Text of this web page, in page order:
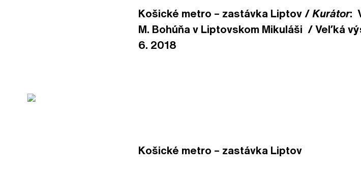
Košické metro – zastávka Liptov /Kurátor:
M. Bohúňa v Liptovskom Mikuláši / Veľká
6. 2018
Košické metro – zastávka Liptov